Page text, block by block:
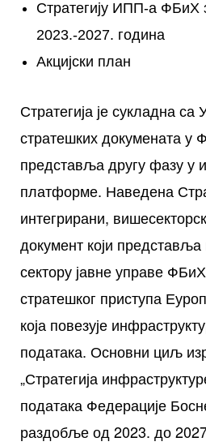
Стратегију ИПП-а ФБиХ
2023.-2027. година
Акцијски план
Стратегија је сукладна
стратешких докумената у
представља другу фазу у
платформе. Наведена
интегрирани,
документ који представља
сектору јавне управе
стратешког приступа
која повезује
података. Основни циљ
„Стратегија
података Федерације
раздобље од 2023. до